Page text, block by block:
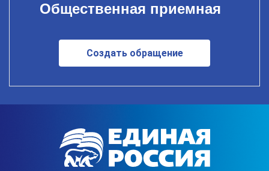
Общественная приемная
Создать обращение